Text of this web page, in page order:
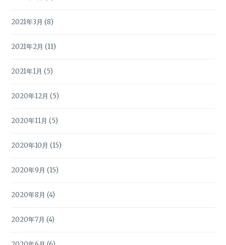
2021年3月 (8)
2021年2月 (11)
2021年1月 (5)
2020年12月 (5)
2020年11月 (5)
2020年10月 (15)
2020年9月 (15)
2020年8月 (4)
2020年7月 (4)